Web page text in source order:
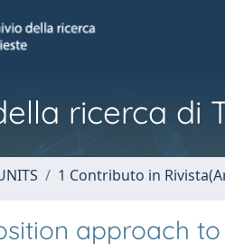
ricerca di
1 Contributo in
approach